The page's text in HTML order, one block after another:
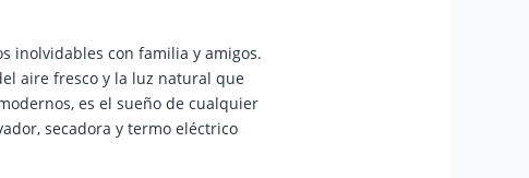
inolvidables con familia y amigos.
aire fresco y la luz natural que
es el sueño de cualquier
secadora y termo eléctrico